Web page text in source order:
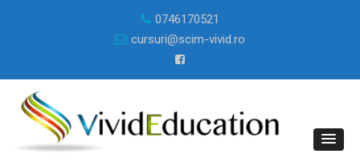
0746170521
cursuri@scim-vivid.ro